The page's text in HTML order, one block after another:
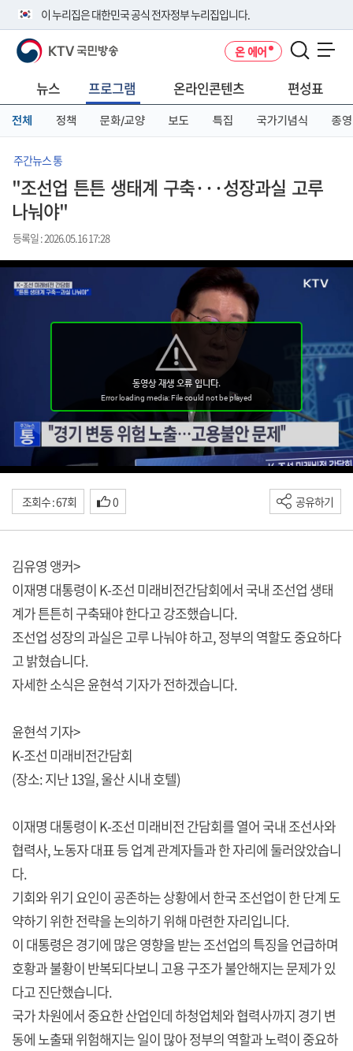
이 누리집은 대한민국 공식 전자정부 누리집입니다.
공식 누리집 주소 확인하기
니다.
이밖에 or.kr 또는 .kr등 다른 도메인 주소를 사용하고 있다면 아래 URL에
서 도메인 주소를 확인해 보세요
KTV 국민방송 온 에어
뉴스 프로그램 온라인콘텐츠 편성표
전체 정책 문화/교양 보도 특집 국가기념식 종영
주간뉴스 통
"조선업 튼튼 생태계 구축···성장과실 고루
나눠야"
등록일 : 2026.05.16 17:28
조회수 : 67회 0 공유하기
김유영 앵커>
이재명 대통령이 K-조선 미래비전간담회에서 국내 조선업 생태
계가 튼튼히 구축돼야 한다고 강조했습니다.
조선업 성장의 과실은 고루 나눠야 하고, 정부의 역할도 중요하다
고 밝혔습니다.
자세한 소식은 윤현석 기자가 전하겠습니다.
윤현석 기자>
K-조선 미래비전간담회
(장소: 지난 13일, 울산 시내 호텔)
이재명 대통령이 K-조선 미래비전 간담회를 열어 국내 조선사와
협력사, 노동자 대표 등 업계 관계자들과 한 자리에 둘러앉았습니
다.
기회와 위기 요인이 공존하는 상황에서 한국 조선업이 한 단계 도
약하기 위한 전략을 논의하기 위해 마련한 자리입니다.
이 대통령은 경기에 많은 영향을 받는 조선업의 특징을 언급하며
호황과 불황이 반복되다보니 고용 구조가 불안해지는 문제가 있
다고 진단했습니다.
국가 차원에서 중요한 산업인데 하청업체와 협력사까지 경기 변
동에 노출돼 위험해지는 일이 많아 정부의 역할과 노력이 중요하